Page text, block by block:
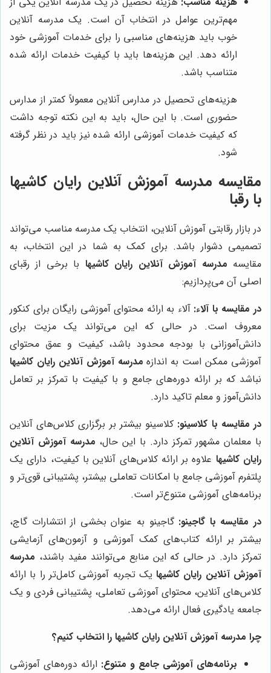
مهم‌ترین عوامل در انتخاب آن است. یک مدرسه آنلاین
خوب باید هزینه‌های مناسبی را برای خدمات آموزشی خود
ارائه دهد. این هزینه‌ها باید با کیفیت خدمات ارائه شده
متناسب باشد.
هزینه‌های تحصیل در مدارس آنلاین معمولاً کمتر از مدارس
حضوری است. با این حال، باید به این نکته توجه داشت
که کیفیت خدمات آموزشی ارائه شده نیز باید در نظر گرفته
شود.
مقایسه مدرسه آموزش آنلاین رایان کاشیها
با رقبا
در بازار رقابتی آموزش آنلاین، انتخاب یک مدرسه مناسب می‌تواند
تصمیمی دشوار باشد. برای کمک به شما در این انتخاب، به
مقایسه مدرسه آموزش آنلاین رایان کاشیها با برخی از رقبای
اصلی آن می‌پردازیم:
در مقایسه با آلاء: آلاء به ارائه محتوای آموزشی رایگان برای کنکور
معروف است. در حالی که این می‌تواند یک مزیت برای
دانش‌آموزانی با بودجه محدود باشد، کیفیت و عمق محتوای
آموزشی ممکن است به اندازه مدرسه آموزش آنلاین رایان کاشیها
نباشد که بر ارائه دوره‌های جامع و با کیفیت با تمرکز بر تعامل
دانش‌آموز و معلم تاکید دارد.
در مقایسه با کلاسینو: کلاسینو بیشتر بر برگزاری کلاس‌های آنلاین
با معلمان مشهور تمرکز دارد. با این حال، مدرسه آموزش آنلاین
رایان کاشیها علاوه بر ارائه کلاس‌های آنلاین با کیفیت، دارای یک
پلتفرم آموزشی جامع با امکانات تعاملی بیشتر، پشتیبانی قوی‌تر و
برنامه‌های آموزشی متنوع‌تر است.
در مقایسه با گاجینو: گاجینو به عنوان بخشی از انتشارات گاج،
بیشتر بر ارائه کتاب‌های کمک آموزشی و آزمون‌های آزمایشی
تمرکز دارد. در حالی که این منابع می‌توانند مفید باشند، مدرسه
آموزش آنلاین رایان کاشیهایک تجربه آموزشی کامل‌تر را با ارائه
کلاس‌های آنلاین، محتوای آموزشی تعاملی، پشتیبانی فردی و یک
جامعه یادگیری فعال ارائه می‌دهد.
چرا مدرسه آموزش آنلاین رایان کاشیها را انتخاب کنیم؟
برنامه‌های آموزشی جامع و متنوع: ارائه دوره‌های آموزشی